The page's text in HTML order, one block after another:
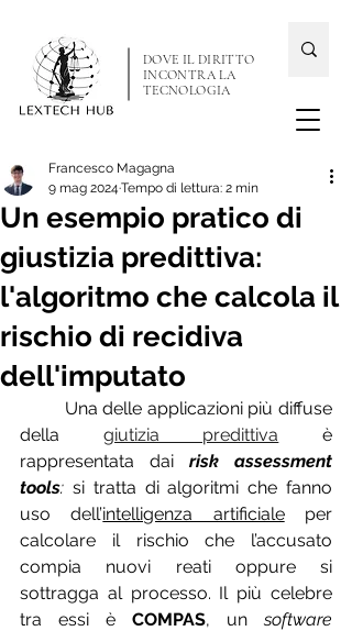
DOVE IL DIRITTO
INCONTRA LA
TECNOLOGIA
Un esempio pratico di
giustizia predittiva:
l'algoritmo che calcola il
rischio di recidiva
dell'imputato
Francesco Magagna
9 mag 2024 Tempo di lettura: 2 min
della giutizia predittiva è
rappresentata dai risk assessment
tools: si tratta di algoritmi che fanno
uso dell’intelligenza artificiale per
calcolare il rischio che l’accusato
compia nuovi reati oppure si
sottragga al processo. Il più celebre
tra essi è COMPAS, un